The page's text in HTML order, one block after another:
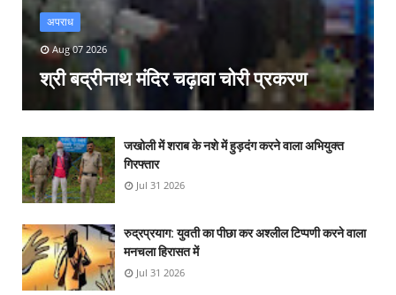
अपराध
Aug 07 2026
श्री बद्रीनाथ मंदिर चढ़ावा चोरी प्रकरण
जखोली में शराब के नशे में हुड़दंग करने वाला अभियुक्त
गिरफ्तार
Jul 31 2026
रुद्रप्रयाग: युवती का पीछा कर अश्लील टिप्पणी करने वाला
मनचला हिरासत में
Jul 31 2026